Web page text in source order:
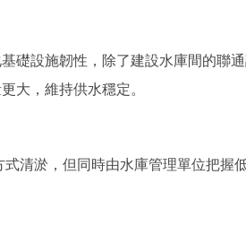
設施韌性，除了建設水庫間的聯
大，維持供水穩定。
淤，但同時由水庫管理單位把握